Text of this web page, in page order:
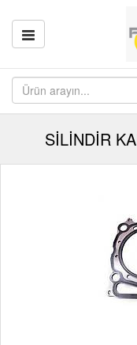
SİLİNDİR